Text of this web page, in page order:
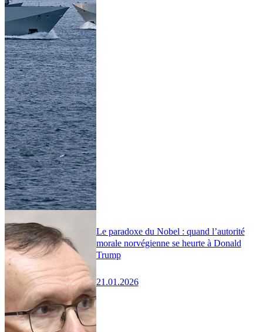
Le paradoxe du Nobel : quand l’autorité
morale norvégienne se heurte à Donald
Trump
21.01.2026